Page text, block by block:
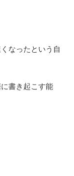
なったという自
書き起こす能